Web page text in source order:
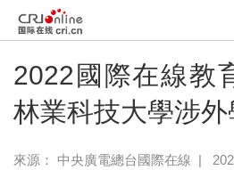
2022國際在線教
林業科技大學涉外
來源： 中央廣電總台國際在線 |